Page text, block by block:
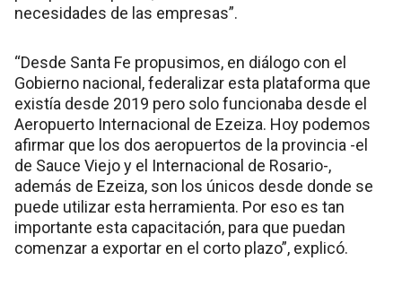
necesidades de las empresas”.
“Desde Santa Fe propusimos, en diálogo con el
Gobierno nacional, federalizar esta plataforma que
existía desde 2019 pero solo funcionaba desde el
Aeropuerto Internacional de Ezeiza. Hoy podemos
afirmar que los dos aeropuertos de la provincia -el
de Sauce Viejo y el Internacional de Rosario-,
además de Ezeiza, son los únicos desde donde se
puede utilizar esta herramienta. Por eso es tan
importante esta capacitación, para que puedan
comenzar a exportar en el corto plazo”, explicó.